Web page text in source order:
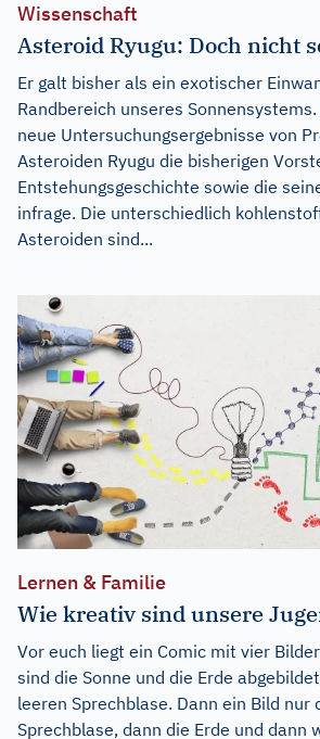
Wissenschaft
Asteroid Ryugu: Doch nicht
Er galt bisher als ein exotischer
Randbereich unseres
neue Untersuchungsergebnisse von
Asteroiden Ryugu die bisherigen
Entstehungsgeschichte sowie die
infrage. Die unterschiedlich
Asteroiden sind...
Lernen & Familie
Wie kreativ sind unsere
Vor euch liegt ein Comic mit vier
sind die Sonne und die Erde
leeren Sprechblase. Dann ein Bild nur
Sprechblase, dann die Erde und dann